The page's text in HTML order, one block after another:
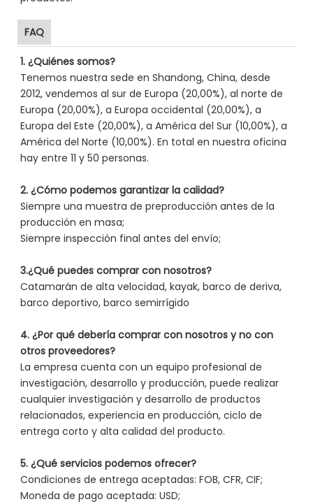
FAQ
1. ¿Quiénes somos?
Tenemos nuestra sede en Shandong, China, desde
2012, vendemos al sur de Europa (20,00%), al norte de
Europa (20,00%), a Europa occidental (20,00%), a
Europa del Este (20,00%), a América del Sur (10,00%), a
América del Norte (10,00%). En total en nuestra oficina
hay entre 11 y 50 personas.
2. ¿Cómo podemos garantizar la calidad?
Siempre una muestra de preproducción antes de la
producción en masa;
Siempre inspección final antes del envío;
3.¿Qué puedes comprar con nosotros?
Catamarán de alta velocidad, kayak, barco de deriva,
barco deportivo, barco semirrígido
4. ¿Por qué debería comprar con nosotros y no con
otros proveedores?
La empresa cuenta con un equipo profesional de
investigación, desarrollo y producción, puede realizar
cualquier investigación y desarrollo de productos
relacionados, experiencia en producción, ciclo de
entrega corto y alta calidad del producto.
5. ¿Qué servicios podemos ofrecer?
Condiciones de entrega aceptadas: FOB, CFR, CIF;
Moneda de pago aceptada: USD;